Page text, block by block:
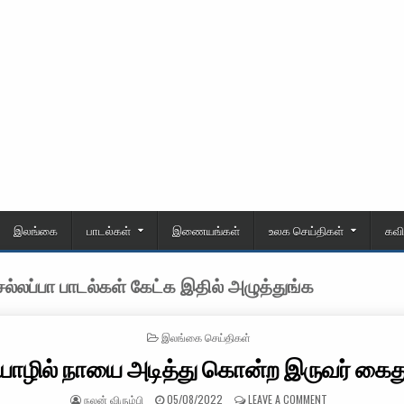
இலங்கை பாடல்கள் இணையங்கள் உலக செய்திகள்
பாடல்கள் கேட்க இதில் அழுத்துங்க
POSTED IN
இலங்கை செய்திகள்
நாயை அடித்து கொன்ற இருவர்
AUTHOR:
நலன் விரும்பி PUBLISHED DATE:
05/08/2022 LEAVE A COMMENTON யாழில்